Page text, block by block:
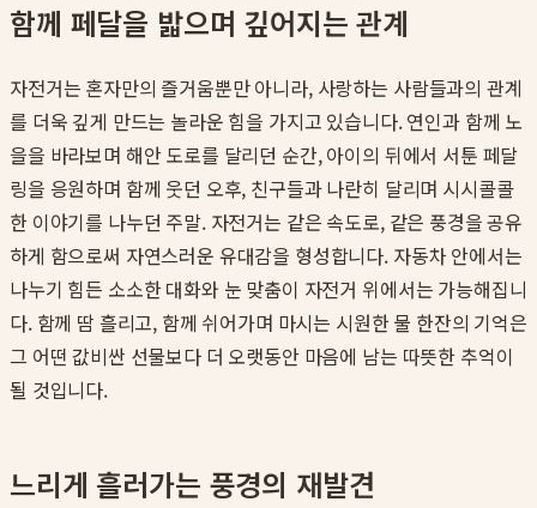
함께 페달을 밟으며 깊어지는 관계
자전거는 혼자만의 즐거움뿐만 아니라, 사랑하는 사람들과의 관계
를 더욱 깊게 만드는 놀라운 힘을 가지고 있습니다. 연인과 함께 노
을을 바라보며 해안 도로를 달리던 순간, 아이의 뒤에서 서툰 페달
링을 응원하며 함께 웃던 오후, 친구들과 나란히 달리며 시시콜콜
한 이야기를 나누던 주말. 자전거는 같은 속도로, 같은 풍경을 공유
하게 함으로써 자연스러운 유대감을 형성합니다. 자동차 안에서는
나누기 힘든 소소한 대화와 눈 맞춤이 자전거 위에서는 가능해집니
다. 함께 땀 흘리고, 함께 쉬어가며 마시는 시원한 물 한잔의 기억은
그 어떤 값비싼 선물보다 더 오랫동안 마음에 남는 따뜻한 추억이
될 것입니다.
느리게 흘러가는 풍경의 재발견